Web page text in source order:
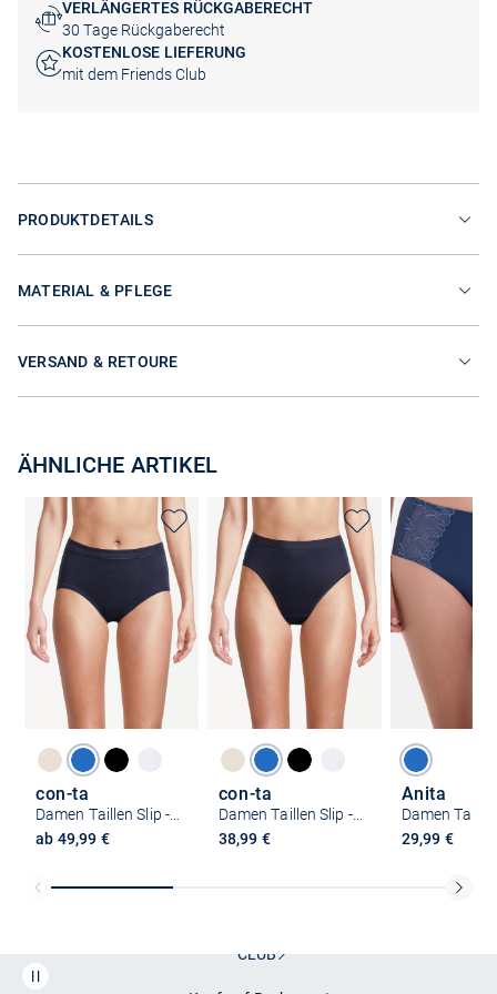
VERLÄNGERTES RÜCKGABERECHT
30 Tage Rückgaberecht
KOSTENLOSE LIEFERUNG
mit dem Friends Club
PRODUKTDETAILS
MATERIAL & PFLEGE
VERSAND & RETOURE
ÄHNLICHE ARTIKEL
con-ta
ab 49,99 €
con-ta
Damen Taillen Slip - 3er Pack Modal
38,99 €
Anita
29,99 €